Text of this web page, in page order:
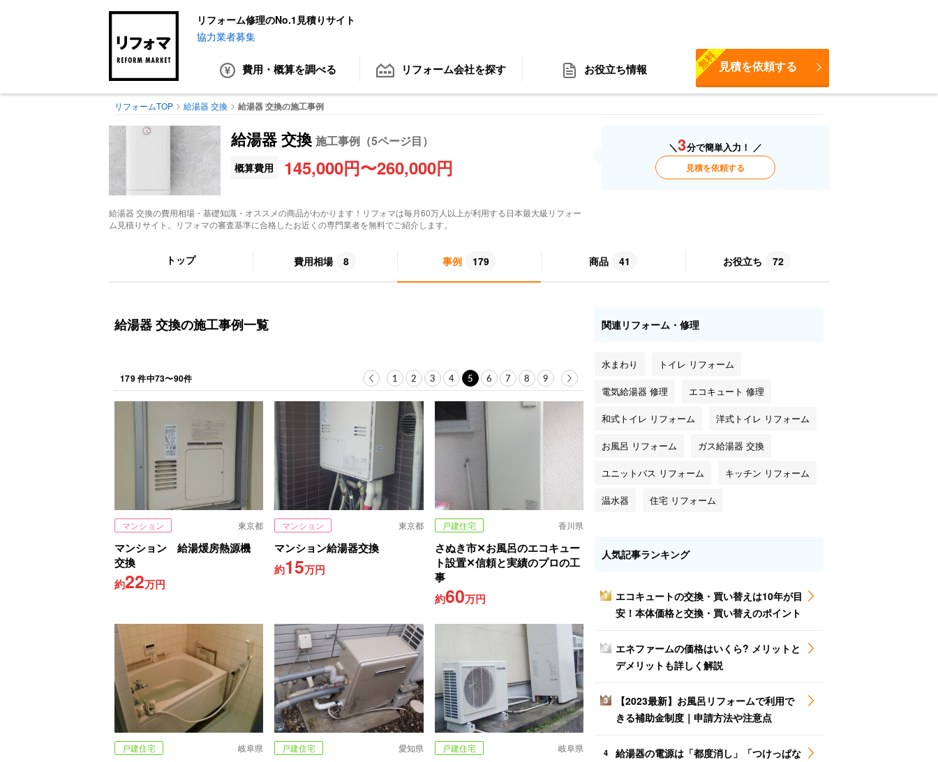
リフォーム修理のNo.1見積りサイト
協力業者募集
費用・概算を調べる リフォーム会社を探す お役立ち情報 見積を依頼する
無料
リフォームTOP 給湯器 交換 給湯器 交換の施工事例
給湯器 交換 施工事例（5ページ目）
概算費用 145,000円〜260,000円
＼3分で簡単入力！ ／
見積を依頼する
給湯器 交換の費用相場・基礎知識・オススメの商品がわかります！リフォマは毎月60万人以上が利用する日本最大級リフォー
ム見積りサイト。リフォマの審査基準に合格したお近くの専門業者を無料でご紹介します。
トップ 費用相場 8 事例 179 商品 41 お役立ち 72
給湯器 交換の施工事例一覧
179件中73〜90件 1 2 3 4 5 6 7 8 9
マンション 東京都
マンション 給湯煖房熱源機
交換
約22万円
マンション 東京都
マンション給湯器交換
約15万円
戸建住宅 香川県
さぬき市✕お風呂のエコキュー
ト設置✕信頼と実績のプロの工
事
約60万円
戸建住宅 岐阜県 戸建住宅 愛知県 戸建住宅 岐阜県
関連リフォーム・修理
水まわり トイレ リフォーム
電気給湯器 修理 エコキュート 修理
和式トイレ リフォーム 洋式トイレ リフォーム
お風呂 リフォーム ガス給湯器 交換
ユニットバス リフォーム キッチン リフォーム
温水器 住宅 リフォーム
人気記事ランキング
1
エコキュートの交換・買い替えは10年が目
安！本体価格と交換・買い替えのポイント
2
エネファームの価格はいくら? メリットと
デメリットも詳しく解説
3
【2023最新】お風呂リフォームで利用で
きる補助金制度｜申請方法や注意点
4
給湯器の電源は「都度消し」「つけっぱな